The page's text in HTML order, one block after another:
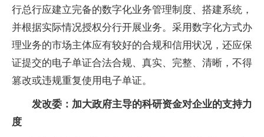
行总行应建立完备的数字化业务管理制度、搭建系统，
并根据实际情况授权分行开展业务。采用数字化方式办
理业务的市场主体应有较好的合规和信用状况，还应保
证提交的电子单证合法合规、真实、完整、清晰，不得
篡改或违规重复使用电子单证。
发改委：加大政府主导的科研资金对企业的支持力
度